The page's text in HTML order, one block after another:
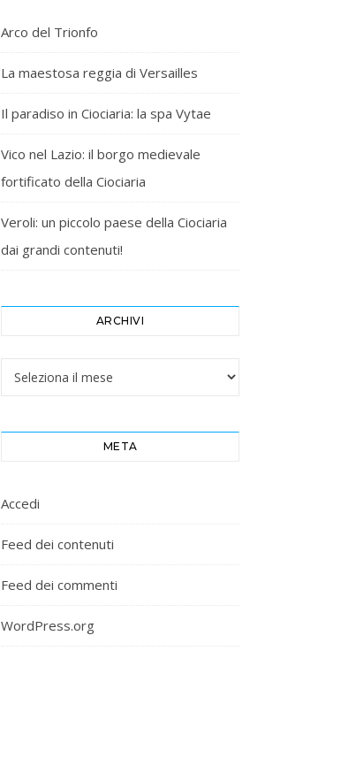
Arco del Trionfo
La maestosa reggia di Versailles
Il paradiso in Ciociaria: la spa Vytae
Vico nel Lazio: il borgo medievale
fortificato della Ciociaria
Veroli: un piccolo paese della Ciociaria
dai grandi contenuti!
ARCHIVI
Archivi
META
Accedi
Feed dei contenuti
Feed dei commenti
WordPress.org